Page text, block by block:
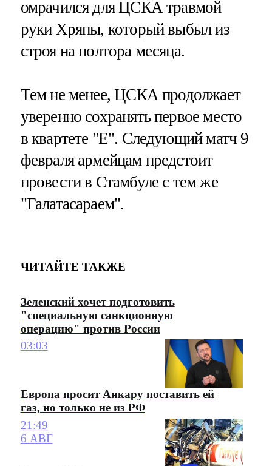
омрачился для ЦСКА травмой
руки Хряпы, который выбыл из
строя на полтора месяца.
Тем не менее, ЦСКА продолжает
уверенно сохранять первое место
в квартете "Е". Следующий матч 9
февраля армейцам предстоит
провести в Стамбуле с тем же
"Галатасараем".
ЧИТАЙТЕ ТАКЖЕ
Зеленский хочет подготовить
"специальную санкционную
операцию" против России
03:03
Европа просит Анкару поставить ей
газ, но только не из РФ
21:49
6 АВГ